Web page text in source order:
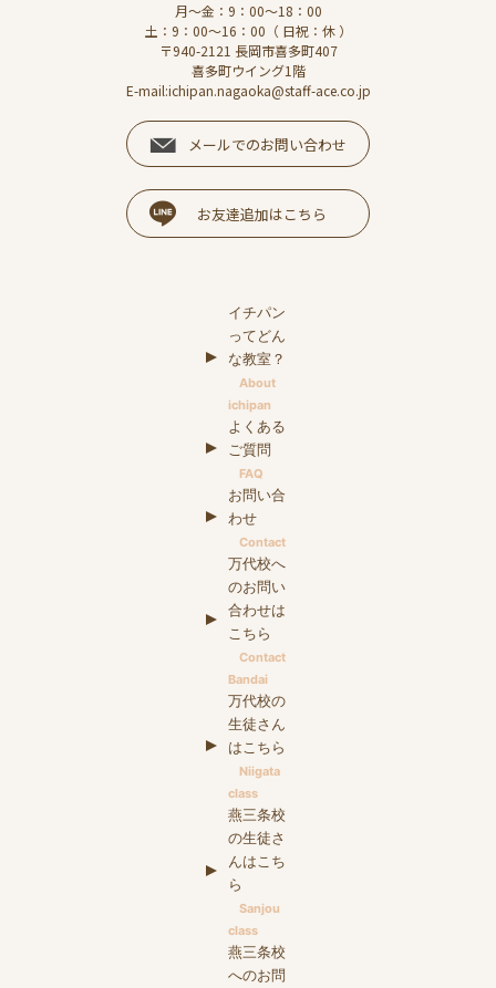
月～金：9：00～18：00
土：9：00～16：00（ 日祝：休 ）
〒940-2121 長岡市喜多町407
喜多町ウイング1階
E-mail:ichipan.nagaoka@staff-ace.co.jp
メールでのお問い合わせ
お友達追加はこちら
イチパン
ってどん
な教室？
About
ichipan
よくある
ご質問
FAQ
お問い合
わせ
Contact
万代校へ
のお問い
合わせは
こちら
Contact
Bandai
万代校の
生徒さん
はこちら
Niigata
class
燕三条校
の生徒さ
んはこち
ら
Sanjou
class
燕三条校
へのお問